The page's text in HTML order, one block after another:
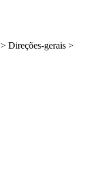
> Direções-gerais >